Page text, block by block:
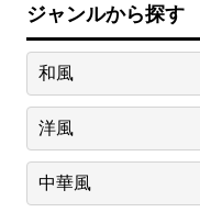
ジャンルから探す
和風
洋風
中華風